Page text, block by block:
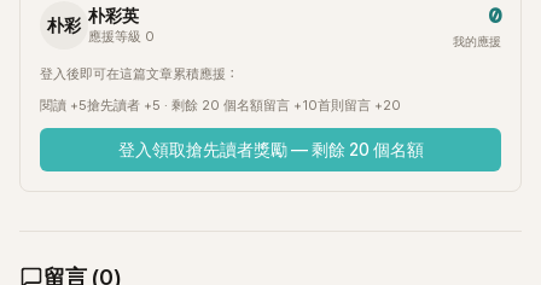
朴彩 朴彩英
應援等級 0
0
我的應援
登入後即可在這篇文章累積應援：
閱讀 +5搶先讀者 +5 · 剩餘 20 個名額留言 +10首則留言 +20
登入領取搶先讀者獎勵 — 剩餘 20 個名額
留言 (0)